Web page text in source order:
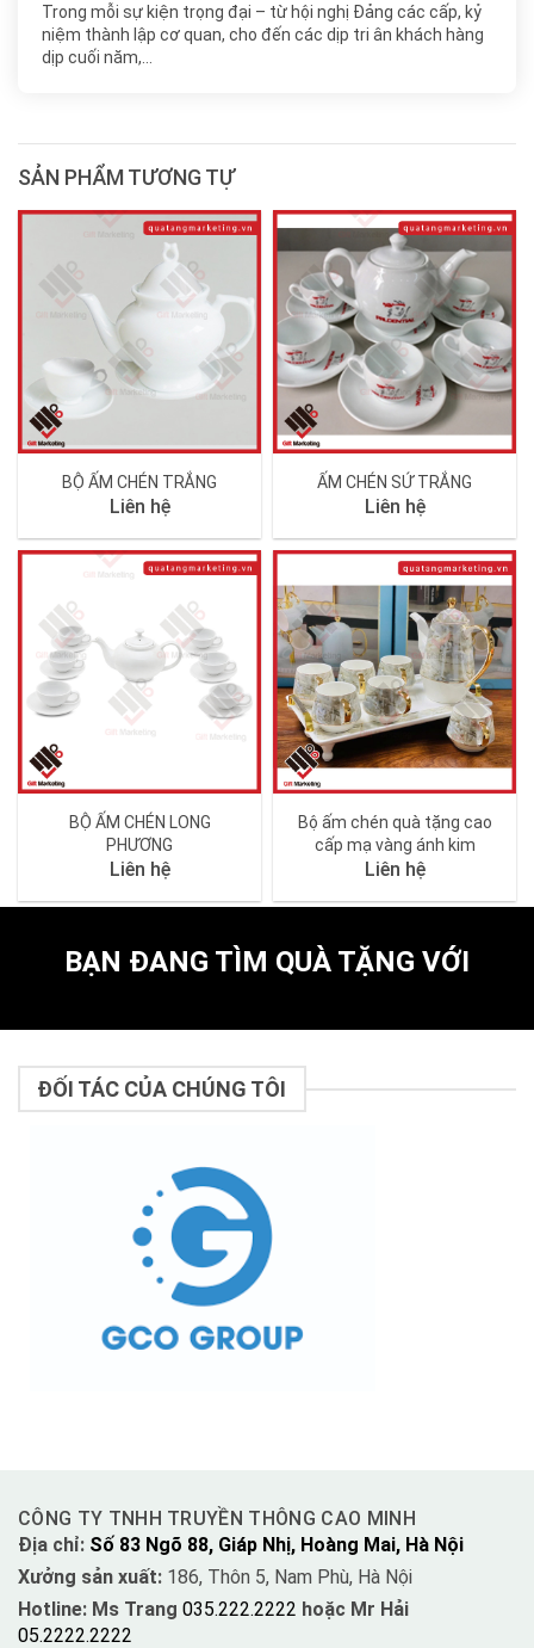
Trong mỗi sự kiện trọng đại – từ hội nghị Đảng các cấp, kỷ
niệm thành lập cơ quan, cho đến các dịp tri ân khách hàng
dịp cuối năm,…
SẢN PHẨM TƯƠNG TỰ
BỘ ẤM CHÉN TRẮNG
Liên hệ
ẤM CHÉN SỨ TRẮNG
Liên hệ
BỘ ẤM CHÉN LONG
PHƯƠNG
Liên hệ
Bộ ấm chén quà tặng cao
cấp mạ vàng ánh kim
Liên hệ
BẠN ĐANG TÌM QUÀ TẶNG VỚI
ĐỐI TÁC CỦA CHÚNG TÔI
CÔNG TY TNHH TRUYỀN THÔNG CAO MINH
Địa chỉ: Số 83 Ngõ 88, Giáp Nhị, Hoàng Mai, Hà Nội
Xưởng sản xuất: 186, Thôn 5, Nam Phù, Hà Nội
Hotline: Ms Trang 035.222.2222 hoặc Mr Hải
05.2222.2222